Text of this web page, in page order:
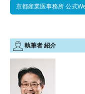
京都産業医事務所 公式
執筆者 紹介